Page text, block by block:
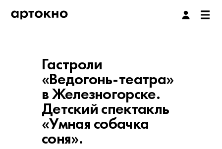
Гастроли
«Ведогонь-театра»
в Железногорске.
Детский спектакль
«Умная собачка
соня».